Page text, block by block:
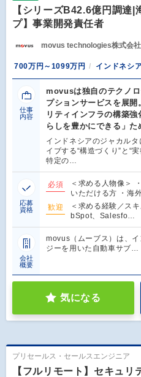
【シリーズB42.6億円調達|
プ】事業開発責任者
movus technologies株式会社
700万円～1099万円 インドネシ
仕事
内容
movusは独自のテクノ
プションサービスを展
リティインフラの構築
らしを豊かにできる」た
インドネシアのジャカル
イブする“構造づくり”と“
特定の…
応募
資格
必須
＜求める人物像＞
いただける方 ・海
歓迎
＜求める経験／ス
bSpot、Salesfo…
会社
概要
movus（ムーブス）は、
ジーを用いた自動車サブ…
気になる
プリセールス・セールスエンジニア
【フルリモート】セキュ